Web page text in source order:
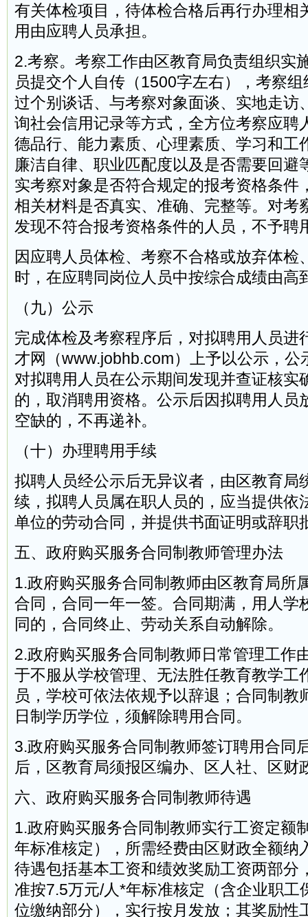
有关体检项目，待体检合格后再行办理相
用由应聘人员承担。
2.考察。考察工作由区教育局负责组织实
员提交个人自传（1500字左右），考察
过个别谈话、与考察对象面谈、实地走访
询社会信用记录等方式，全方位考察应聘
德品行、能力素质、心理素质、学习和工
廉洁自律、职业匹配度以及是否需要回避
实考察对象是否符合规定的报考资格条件
相关材料是否真实、准确、完整等。对考
发现不符合报考资格条件的人员，不予聘
因应聘人员体检、考察不合格或放弃体检
时，在应聘同岗位人员中按综合成绩由高
（九）公示
完成体检及考察程序后，对拟聘用人员进
才网（www.jobhb.com）上予以公示，公
对拟聘用人员在公示期间发现并查证核实
的，取消聘用资格。公示后因拟聘用人员
空缺的，不再递补。
（十）办理聘用手续
拟聘人员经公示后无异议者，由区教育局
续，拟聘人员属在职人员的，应当提供依
单位的劳动合同，并提供书面证明或辞职
五、政府购买服务合同制教师管理办法
1.政府购买服务合同制教师由区教育局所
合同，合同一年一签。合同期满，用人学
同的，合同终止、劳动关系自动解除。
2.政府购买服务合同制教师日常管理工作
于不服从学校管理、无法胜任教育教学工
员，学校可依法依规予以辞退；合同制教
日制学历学位，须解除聘用合同。
3.政府购买服务合同制教师签订聘用合同
后，区教育局须报区编办、区人社、区财
六、政府购买服务合同制教师待遇
1.政府购买服务合同制教师实行工资定额
年标准核定），所需经费由区财政全额纳
待遇包括基本工资和绩效奖励工资两部分
准按7.5万元/人*年标准核定（含企业职工
位缴纳部分），实行按月发放；其奖励性